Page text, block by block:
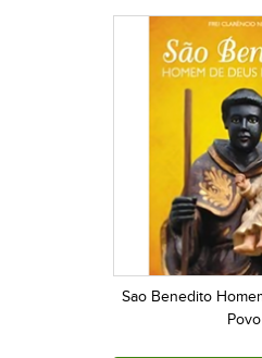
Sao Benedito
Povo